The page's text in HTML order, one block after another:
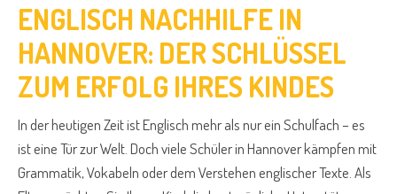
ENGLISCH NACHHILFE IN
HANNOVER: DER SCHLÜSSEL
ZUM ERFOLG IHRES KINDES
In der heutigen Zeit ist Englisch mehr als nur ein Schulfach – es
ist eine Tür zur Welt. Doch viele Schüler in Hannover kämpfen mit
Grammatik, Vokabeln oder dem Verstehen englischer Texte. Als